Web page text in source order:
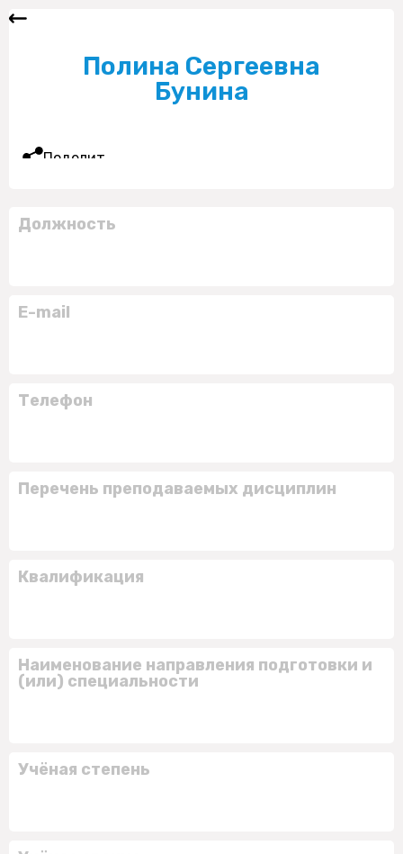
Полина Сергеевна
Бунина
Поделиться
Должность
E-mail
Телефон
Перечень преподаваемых дисциплин
Квалификация
Наименование направления подготовки и
(или) специальности
Учёная степень